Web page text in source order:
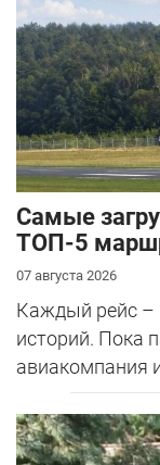
Самые
ТОП-5
07 августа 2026
Каждый рейс –
историй. Пока
авиакомпания